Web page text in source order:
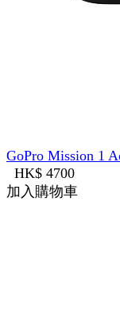
GoPro Mission 1
HK$ 4700
加入購物車